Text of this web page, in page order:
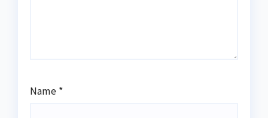
Name *